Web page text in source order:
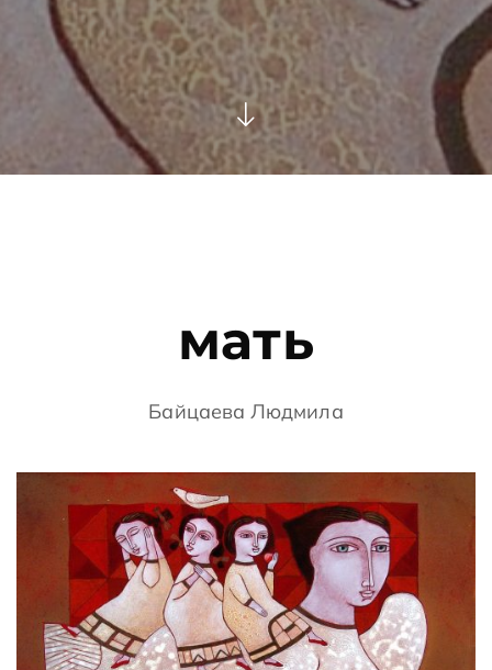
мать
Байцаева Людмила